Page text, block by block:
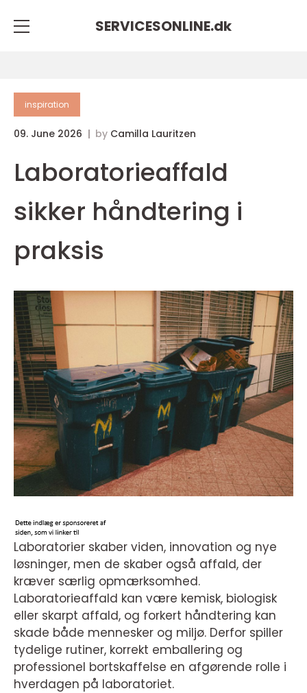
SERVICESONLINE.dk
inspiration
09. June 2026 by Camilla Lauritzen
Laboratorieaffald
sikker håndtering i
praksis
Laboratorier skaber viden, innovation og nye
løsninger, men de skaber også affald, der
kræver særlig opmærksomhed.
Laboratorieaffald kan være kemisk, biologisk
eller skarpt affald, og forkert håndtering kan
skade både mennesker og miljø. Derfor spiller
tydelige rutiner, korrekt emballering og
professionel bortskaffelse en afgørende rolle i
hverdagen på laboratoriet.